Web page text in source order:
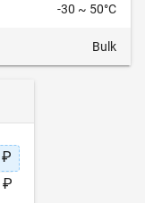
-30 ~ 50°C
Bulk
₽
₽